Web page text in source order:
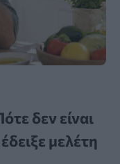
δεν είναι
μελέτη